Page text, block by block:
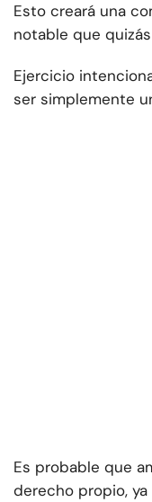
Esto creará una
notable que
Ejercicio
ser simplemente
Es probable que
derecho propio,